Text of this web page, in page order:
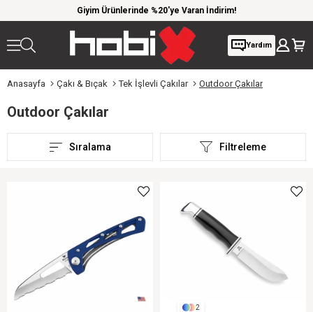
Giyim Ürünlerinde %20'ye Varan İndirim!
Yardım
Anasayfa Çakı & Bıçak Tek İşlevli Çakılar Outdoor Çakılar
Outdoor Çakılar
Filtreleme
Sıralama
2